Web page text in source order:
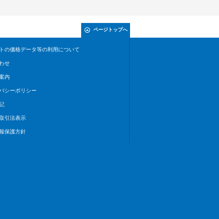
ページトップへ
の価格データ等の利用について
せ
内
シーポリシー
引法表示
保護方針